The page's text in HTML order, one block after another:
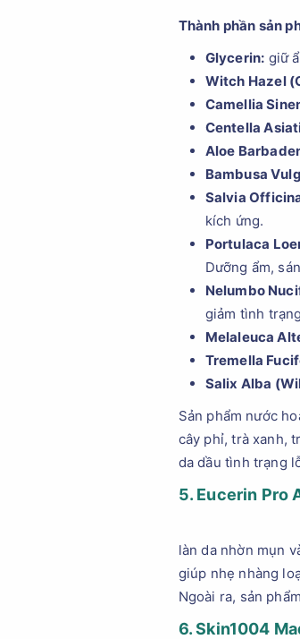
Thành phần sản
Glycerin: giữ
Witch Hazel
Camellia
Centella
Aloe
Bambusa
Salvia
kích ứng.
Portulaca
Dưỡng ẩm,
Nelumbo
giảm tình
Melaleuca
Tremella
Salix Alba
Sản phẩm nước
cây phỉ, trà xanh,
da dầu tình trạng
5. Eucerin Pro
làn da nhờn mụn
giúp nhẹ nhàng
Ngoài ra, sản
6. Skin1004